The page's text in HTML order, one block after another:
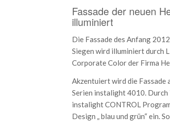
Fassade der neuen
illuminiert
Die Fassade des Anfang
Siegen wird illuminiert durch
Corporate Color der Firma
Akzentuiert wird die Fassade
Serien instalight 4010.
instalight CONTROL
Design „ blau und grün“ ein.